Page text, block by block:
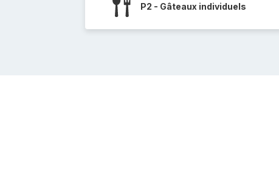
P2 - Gâteaux individuels